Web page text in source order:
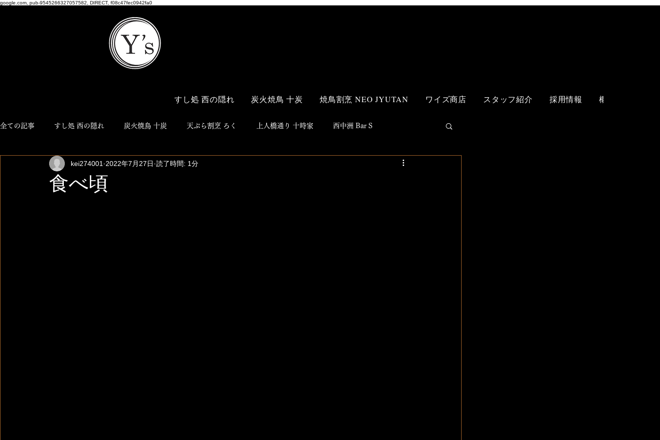
google.com, pub-9545266327057582, DIRECT, f08c47fec0942fa0
すし処 西の隠れ 炭火焼鳥 十炭 焼鳥割烹 NEO JYUTAN ワイズ商店 スタッフ紹介 採用情報 概要
全ての記事 すし処 西の隠れ 炭火焼鳥 十炭 天ぷら割烹 ろく 上人橋通り 十時家 西中洲 Bar S
博多おでん ろく NEO JYUTAN ワイズ商店 居酒屋
食べ頃
kei274001 2022年7月27日 読了時間: 1分